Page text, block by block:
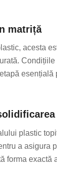
matriță
acesta
plastic
a asigura
forma